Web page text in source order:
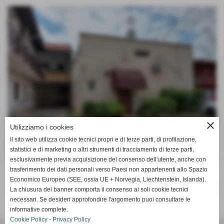
Laboratorio, ideale come Palestra
€ 40.000,00
close
Utilizziamo i cookies
Il sito web utilizza cookie tecnici propri e di terze parti, di profilazione,
statistici e di marketing o altri strumenti di tracciamento di terze parti,
esclusivamente previa acquisizione del consenso dell'utente, anche con
trasferimento dei dati personali verso Paesi non appartenenti allo Spazio
Economico Europeo (SEE, ossia UE + Norvegia, Liechtenstein, Islanda).
La chiusura del banner comporta il consenso ai soli cookie tecnici
necessari. Se desideri approfondire l'argomento puoi consultare le
informative complete.
Cookie Policy - Privacy Policy